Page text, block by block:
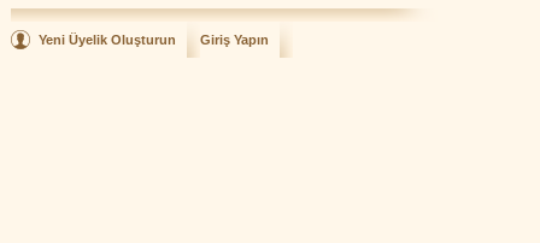
Yeni Üyelik Oluşturun Giriş Yapın